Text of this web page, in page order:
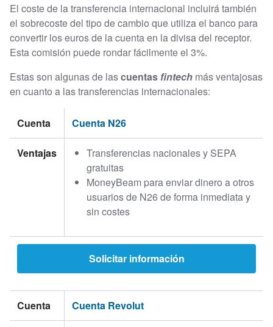
El coste de la transferencia internacional incluirá también
el sobrecoste del tipo de cambio que utiliza el banco para
convertir los euros de la cuenta en la divisa del receptor.
Esta comisión puede rondar fácilmente el 3%.
Estas son algunas de lascuentas fintech más ventajosas
en cuanto a las transferencias internacionales:
Cuenta Cuenta N26
Ventajas
Transferencias nacionales y SEPA
gratuitas
MoneyBeam para enviar dinero a otros
usuarios de N26 de forma inmediata y
sin costes
Solicitar información
Cuenta Cuenta Revolut